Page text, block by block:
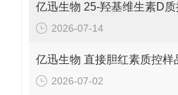
2026-07-14
2026-07-02